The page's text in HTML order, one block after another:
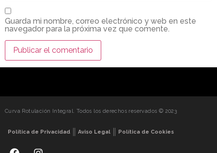
Guarda mi nombre, correo electrónico y web en este
navegador para la próxima vez que comente.
Curva Rotulación Integral. Todos los derechos reservados © 2023
Política de Privacidad Aviso Legal Política de Cookies